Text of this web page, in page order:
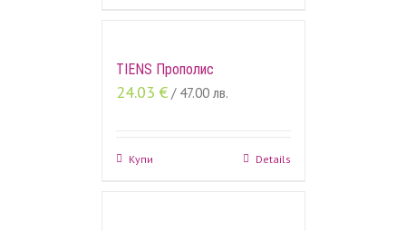
TIENS Прополис
24.03 € / 47.00 лв.
Купи Details